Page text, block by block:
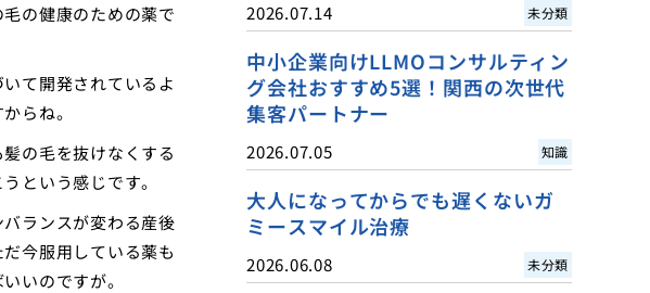
の健康のための薬で
て開発されているよ
らね。
の毛を抜けなくする
という感じです。
ランスが変わる産後
今服用している薬も
いのですが。
2026.07.14 未分類
中小企業向けLLMOコンサルティン
グ会社おすすめ5選！関西の次世代
集客パートナー
2026.07.05 知識
大人になってからでも遅くないガ
ミースマイル治療
2026.06.08 未分類